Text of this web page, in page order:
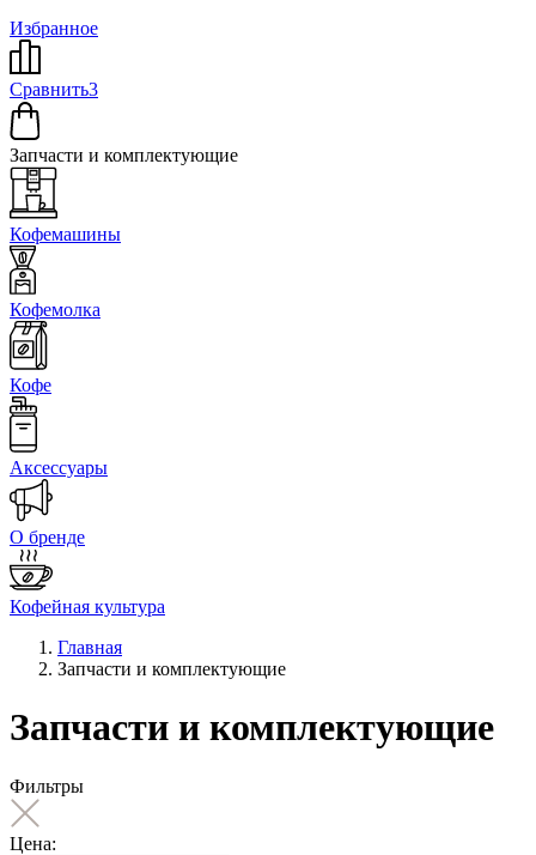
Избранное
Сравнить3
Запчасти и комплектующие
Кофемашины
Кофемолка
Кофе
Аксессуары
О бренде
Кофейная культура
Главная
Запчасти и комплектующие
Запчасти и комплектующие
Фильтры
Цена: